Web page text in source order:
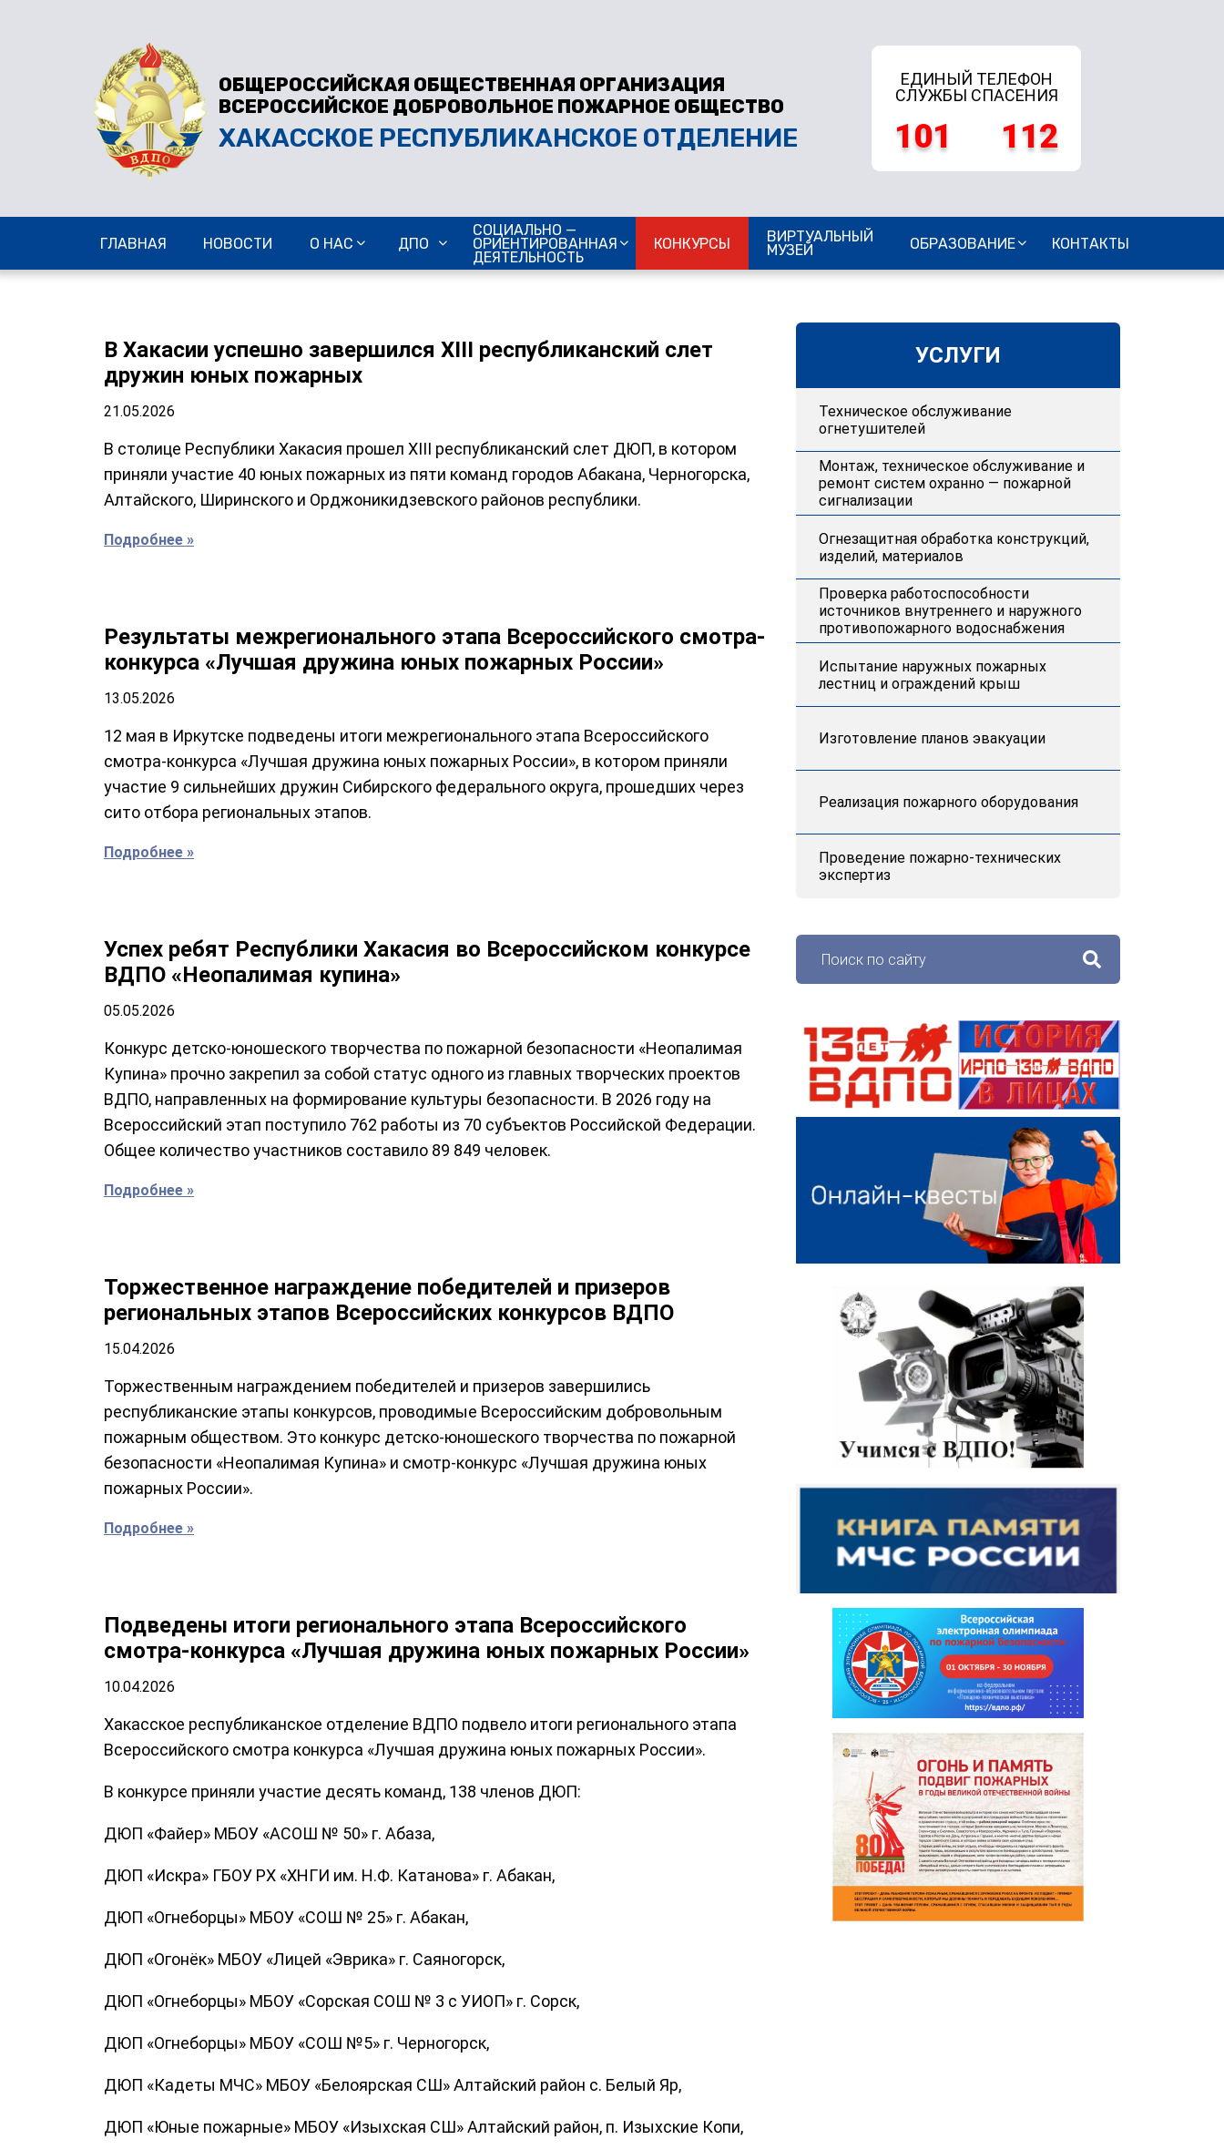
ОБЩЕРОССИЙСКАЯ ОБЩЕСТВЕННАЯ ОРГАНИЗАЦИЯ
ВСЕРОССИЙСКОЕ ДОБРОВОЛЬНОЕ ПОЖАРНОЕ ОБЩЕСТВО
ХАКАССКОЕ РЕСПУБЛИКАНСКОЕ ОТДЕЛЕНИЕ
ЕДИНЫЙ ТЕЛЕФОН
СЛУЖБЫ СПАСЕНИЯ
101 112
ГЛАВНАЯ НОВОСТИ О НАС ДПО
СОЦИАЛЬНО —
ОРИЕНТИРОВАННАЯ
ДЕЯТЕЛЬНОСТЬ
КОНКУРСЫ ВИРТУАЛЬНЫЙ
МУЗЕЙ ОБРАЗОВАНИЕ КОНТАКТЫ
В Хакасии успешно завершился XIII республиканский слет
дружин юных пожарных
21.05.2026
В столице Республики Хакасия прошел XIII республиканский слет ДЮП, в котором
приняли участие 40 юных пожарных из пяти команд городов Абакана, Черногорска,
Алтайского, Ширинского и Орджоникидзевского районов республики.
Подробнее »
Результаты межрегионального этапа Всероссийского смотра-
конкурса «Лучшая дружина юных пожарных России»
13.05.2026
12 мая в Иркутске подведены итоги межрегионального этапа Всероссийского
смотра-конкурса «Лучшая дружина юных пожарных России», в котором приняли
участие 9 сильнейших дружин Сибирского федерального округа, прошедших через
сито отбора региональных этапов.
Подробнее »
Успех ребят Республики Хакасия во Всероссийском конкурсе
ВДПО «Неопалимая купина»
05.05.2026
Конкурс детско-юношеского творчества по пожарной безопасности «Неопалимая
Купина» прочно закрепил за собой статус одного из главных творческих проектов
ВДПО, направленных на формирование культуры безопасности. В 2026 году на
Всероссийский этап поступило 762 работы из 70 субъектов Российской Федерации.
Общее количество участников составило 89 849 человек.
Подробнее »
Торжественное награждение победителей и призеров
региональных этапов Всероссийских конкурсов ВДПО
15.04.2026
Торжественным награждением победителей и призеров завершились
республиканские этапы конкурсов, проводимые Всероссийским добровольным
пожарным обществом. Это конкурс детско-юношеского творчества по пожарной
безопасности «Неопалимая Купина» и смотр-конкурс «Лучшая дружина юных
пожарных России».
Подробнее »
Подведены итоги регионального этапа Всероссийского
смотра-конкурса «Лучшая дружина юных пожарных России»
10.04.2026
Хакасское республиканское отделение ВДПО подвело итоги регионального этапа
Всероссийского смотра конкурса «Лучшая дружина юных пожарных России».
В конкурсе приняли участие десять команд, 138 членов ДЮП:
ДЮП «Файер» МБОУ «АСОШ № 50» г. Абаза,
ДЮП «Искра» ГБОУ РХ «ХНГИ им. Н.Ф. Катанова» г. Абакан,
ДЮП «Огнеборцы» МБОУ «СОШ № 25» г. Абакан,
ДЮП «Огонёк» МБОУ «Лицей «Эврика» г. Саяногорск,
ДЮП «Огнеборцы» МБОУ «Сорская СОШ № 3 с УИОП» г. Сорск,
ДЮП «Огнеборцы» МБОУ «СОШ №5» г. Черногорск,
ДЮП «Кадеты МЧС» МБОУ «Белоярская СШ» Алтайский район с. Белый Яр,
ДЮП «Юные пожарные» МБОУ «Изыхская СШ» Алтайский район, п. Изыхские Копи,
УСЛУГИ
Техническое обслуживание
огнетушителей
Монтаж, техническое обслуживание и
ремонт систем охранно — пожарной
сигнализации
Огнезащитная обработка конструкций,
изделий, материалов
Проверка работоспособности
источников внутреннего и наружного
противопожарного водоснабжения
Испытание наружных пожарных
лестниц и ограждений крыш
Изготовление планов эвакуации
Реализация пожарного оборудования
Проведение пожарно-технических
экспертиз